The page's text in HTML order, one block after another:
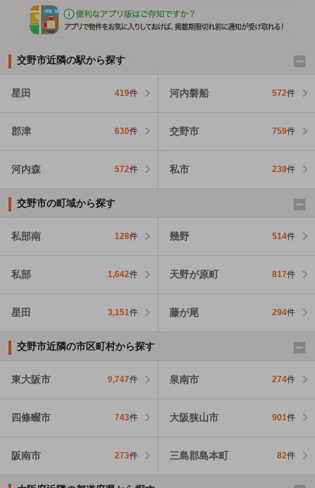
交野市近隣の駅から探す
星田 419件 河内磐船 572件
郡津 630件 交野市 759件
河内森 572件 私市 239件
交野市の町域から探す
私部南 128件 幾野 514件
私部 1,642件 天野が原町 817件
星田 3,151件 藤が尾 294件
交野市近隣の市区町村から探す
東大阪市 9,747件 泉南市 274件
四條畷市 743件 大阪狭山市 901件
阪南市 273件 三島郡島本町 82件